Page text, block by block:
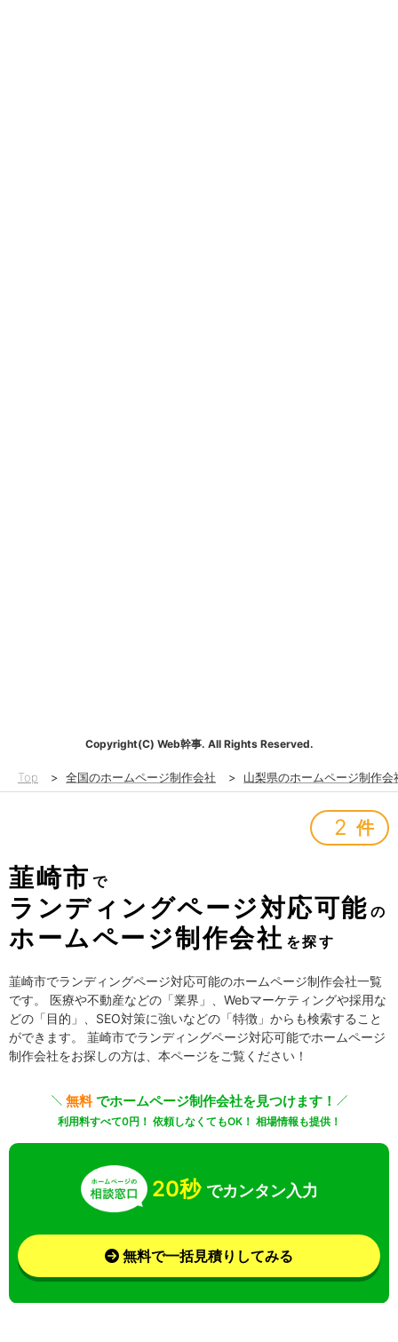
Copyright(C) Web幹事. All Rights Reserved.
Top > 全国のホームページ制作会社 > 山梨県のホームページ制作会
2 件
韮崎市 で
ランディングページ対応可能 の
ホームページ制作会社 を探す
韮崎市でランディングページ対応可能のホームページ制作会社一覧
です。 医療や不動産などの「業界」、Webマーケティングや採用な
どの「目的」、SEO対策に強いなどの「特徴」からも検索すること
ができます。 韮崎市でランディングページ対応可能でホームページ
制作会社をお探しの方は、本ページをご覧ください！
無料でホームページ制作会社を見つけます！
利用料すべて0円！ 依頼しなくてもOK！ 相場情報も提供！
20秒 でカンタン入力
無料で一括見積りしてみる